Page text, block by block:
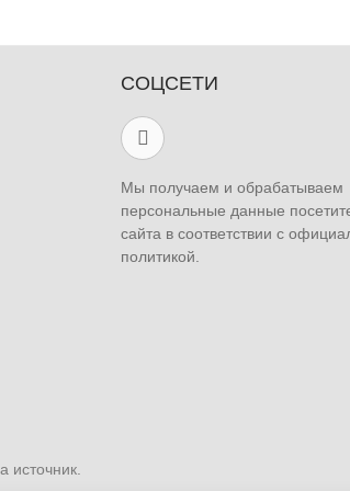
СОЦСЕТИ
Мы получаем и обрабатываем
персональные данные
сайта в соответствии с
политикой.
источник.